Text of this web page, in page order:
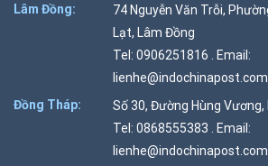
Lâm Đồng:
74 Nguyễn Văn Trỗi,
Lạt, Lâm Đồng
Tel: 0906251816 . Email:
lienhe@indochinapost.com
Đồng Tháp:
Số 30, Đường Hùng
Tel: 0868555383 . Email:
lienhe@indochinapost.com